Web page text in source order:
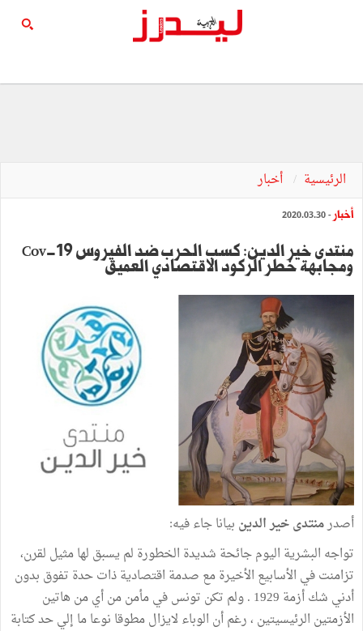
الرئيسية أخبار
أخبار - 2020.03.30
منتدى خير الدين: كسب الحرب ضد الفيروس Cov-19
ومجابهة خطر الركود الاقتصادي العميق
أصدرمنتدى خير الدين بيانا جاء فيه:
تواجه البشرية اليوم جائحة شديدة الخطورة لم يسبق لها مثيل لقرن،
تزامنت في الأسابيع الأخيرة مع صدمة اقتصادية ذات حدة تفوق بدون
أدني شك أزمة 1929 . ولم تكن تونس في مأمن من أي من هاتين
الأزمتين الرئيسيتين ، رغم أن الوباء لايزال مطوقا نوعا ما إلي حد كتابة